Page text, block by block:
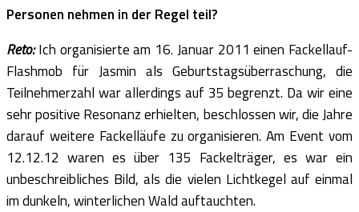
Personen nehmen in der Regel teil?
Reto:Ich organisierte am 16. Januar 2011 einen Fackellauf-
Flashmob für Jasmin als Geburtstagsüberraschung, die
Teilnehmerzahl war allerdings auf 35 begrenzt. Da wir eine
sehr positive Resonanz erhielten, beschlossen wir, die Jahre
darauf weitere Fackelläufe zu organisieren. Am Event vom
12.12.12 waren es über 135 Fackelträger, es war ein
unbeschreibliches Bild, als die vielen Lichtkegel auf einmal
im dunkeln, winterlichen Wald auftauchten.